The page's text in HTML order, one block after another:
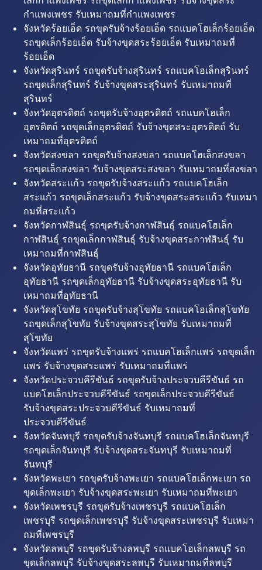
กำแพงเพชร รับเหมาถมที่กำแพงเพชร
จังหวัดร้อยเอ็ด รถขุดรับจ้างร้อยเอ็ด รถแบคโฮเล็กร้อยเอ็ด
รถขุดเล็กร้อยเอ็ด รับจ้างขุดสระร้อยเอ็ด รับเหมาถมที่
ร้อยเอ็ด
จังหวัดสุรินทร์ รถขุดรับจ้างสุรินทร์ รถแบคโฮเล็กสุรินทร์
รถขุดเล็กสุรินทร์ รับจ้างขุดสระสุรินทร์ รับเหมาถมที่
สุรินทร์
จังหวัดอุตรดิตถ์ รถขุดรับจ้างอุตรดิตถ์ รถแบคโฮเล็ก
อุตรดิตถ์ รถขุดเล็กอุตรดิตถ์ รับจ้างขุดสระอุตรดิตถ์ รับ
เหมาถมที่อุตรดิตถ์
จังหวัดสงขลา รถขุดรับจ้างสงขลา รถแบคโฮเล็กสงขลา
รถขุดเล็กสงขลา รับจ้างขุดสระสงขลา รับเหมาถมที่สงขลา
จังหวัดสระแก้ว รถขุดรับจ้างสระแก้ว รถแบคโฮเล็ก
สระแก้ว รถขุดเล็กสระแก้ว รับจ้างขุดสระสระแก้ว รับเหมา
ถมที่สระแก้ว
จังหวัดกาฬสินธุ์ รถขุดรับจ้างกาฬสินธุ์ รถแบคโฮเล็ก
กาฬสินธุ์ รถขุดเล็กกาฬสินธุ์ รับจ้างขุดสระกาฬสินธุ์ รับ
เหมาถมที่กาฬสินธุ์
จังหวัดอุทัยธานี รถขุดรับจ้างอุทัยธานี รถแบคโฮเล็ก
อุทัยธานี รถขุดเล็กอุทัยธานี รับจ้างขุดสระอุทัยธานี รับ
เหมาถมที่อุทัยธานี
จังหวัดสุโขทัย รถขุดรับจ้างสุโขทัย รถแบคโฮเล็กสุโขทัย
รถขุดเล็กสุโขทัย รับจ้างขุดสระสุโขทัย รับเหมาถมที่
สุโขทัย
จังหวัดแพร่ รถขุดรับจ้างแพร่ รถแบคโฮเล็กแพร่ รถขุดเล็ก
แพร่ รับจ้างขุดสระแพร่ รับเหมาถมที่แพร่
จังหวัดประจวบคีรีขันธ์ รถขุดรับจ้างประจวบคีรีขันธ์ รถ
แบคโฮเล็กประจวบคีรีขันธ์ รถขุดเล็กประจวบคีรีขันธ์
รับจ้างขุดสระประจวบคีรีขันธ์ รับเหมาถมที่
ประจวบคีรีขันธ์
จังหวัดจันทบุรี รถขุดรับจ้างจันทบุรี รถแบคโฮเล็กจันทบุรี
รถขุดเล็กจันทบุรี รับจ้างขุดสระจันทบุรี รับเหมาถมที่
จันทบุรี
จังหวัดพะเยา รถขุดรับจ้างพะเยา รถแบคโฮเล็กพะเยา รถ
ขุดเล็กพะเยา รับจ้างขุดสระพะเยา รับเหมาถมที่พะเยา
จังหวัดเพชรบุรี รถขุดรับจ้างเพชรบุรี รถแบคโฮเล็ก
เพชรบุรี รถขุดเล็กเพชรบุรี รับจ้างขุดสระเพชรบุรี รับเหมา
ถมที่เพชรบุรี
จังหวัดลพบุรี รถขุดรับจ้างลพบุรี รถแบคโฮเล็กลพบุรี รถ
ขุดเล็กลพบุรี รับจ้างขุดสระลพบุรี รับเหมาถมที่ลพบุรี